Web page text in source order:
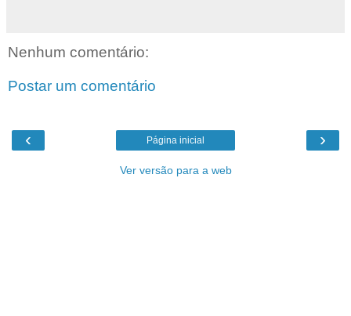
Nenhum comentário:
Postar um comentário
‹ ›
Página inicial
Ver versão para a web